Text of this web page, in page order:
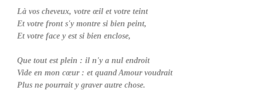
Là vos cheveux, votre œil et votre teint
Et votre front s'y montre si bien peint,
Et votre face y est si bien enclose,
Que tout est plein : il n'y a nul endroit
Vide en mon cœur : et quand Amour voudrait
Plus ne pourrait y graver autre chose.